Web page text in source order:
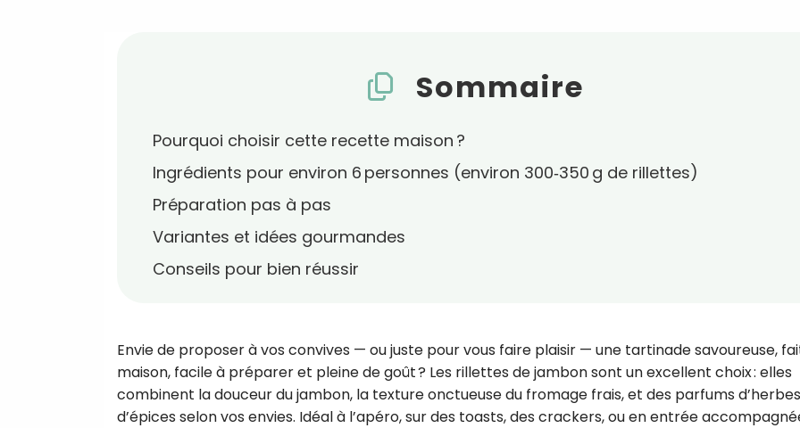
Sommaire
Pourquoi choisir cette recette maison ?
Ingrédients pour environ 6 personnes (environ 300‑350 g de rillettes)
Préparation pas à pas
Variantes et idées gourmandes
Conseils pour bien réussir
Envie de proposer à vos convives — ou juste pour vous faire plaisir — une tartinade savoureuse,
maison, facile à préparer et pleine de goût ? Les rillettes de jambon sont un excellent choix : elles
combinent la douceur du jambon, la texture onctueuse du fromage frais, et des parfums
d’épices selon vos envies. Idéal à l’apéro, sur des toasts, des crackers, ou en entrée